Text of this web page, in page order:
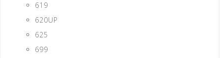
619
620UP
625
699